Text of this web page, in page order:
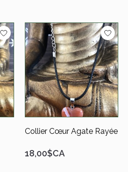
18,00$CA
Collier Cœur Agate Rayée